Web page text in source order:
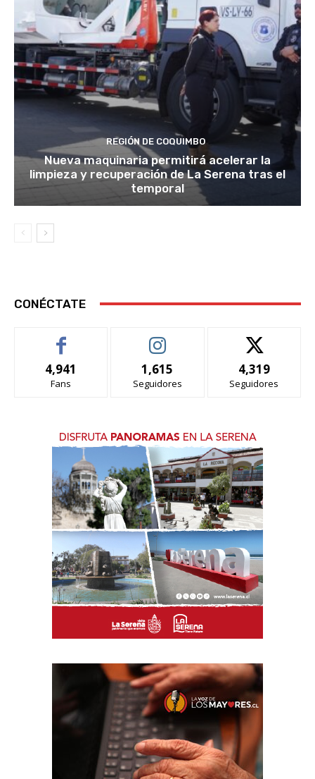
REGIÓN DE COQUIMBO
Nueva maquinaria permitirá acelerar la
limpieza y recuperación de La Serena tras el
temporal
CONÉCTATE
4,941
Fans
1,615
Seguidores
4,319
Seguidores